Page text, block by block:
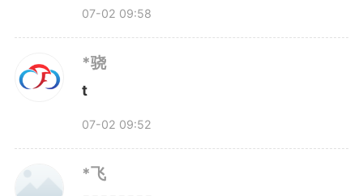
07-02 09:58
*骁
t
07-02 09:52
*飞